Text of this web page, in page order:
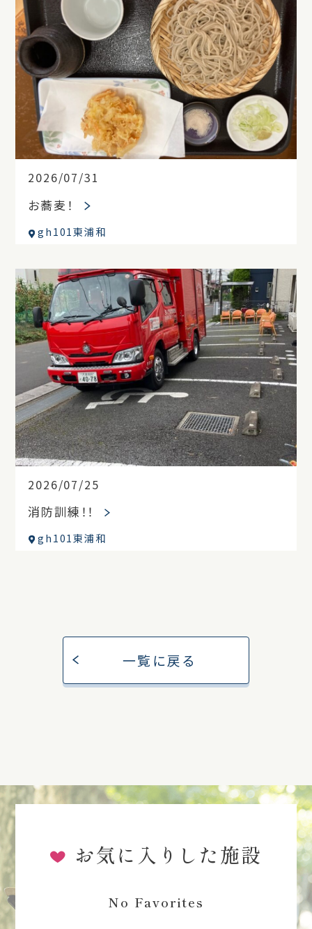
2026/07/31
お蕎麦！
gh101東浦和
2026/07/25
消防訓練！！
gh101東浦和
一覧に戻る
お気に入りした施設
No Favorites